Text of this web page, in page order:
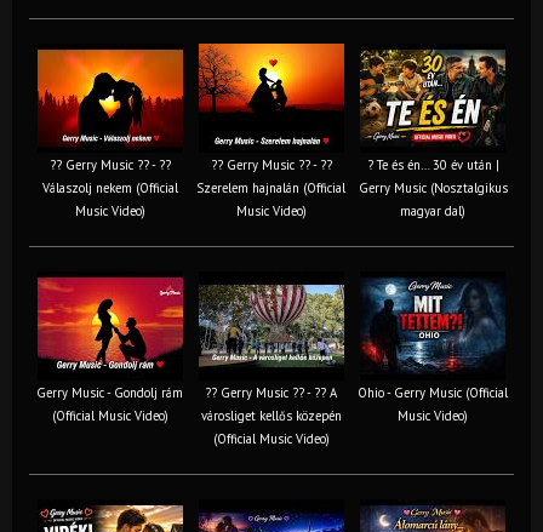
?? Gerry Music ?? - ??
Válaszolj nekem (Official
Music Video)
?? Gerry Music ?? - ??
Szerelem hajnalán (Official
Music Video)
? Te és én… 30 év után |
Gerry Music (Nosztalgikus
magyar dal)
Gerry Music - Gondolj rám
(Official Music Video)
?? Gerry Music ?? - ?? A
városliget kellős közepén
(Official Music Video)
Ohio - Gerry Music (Official
Music Video)